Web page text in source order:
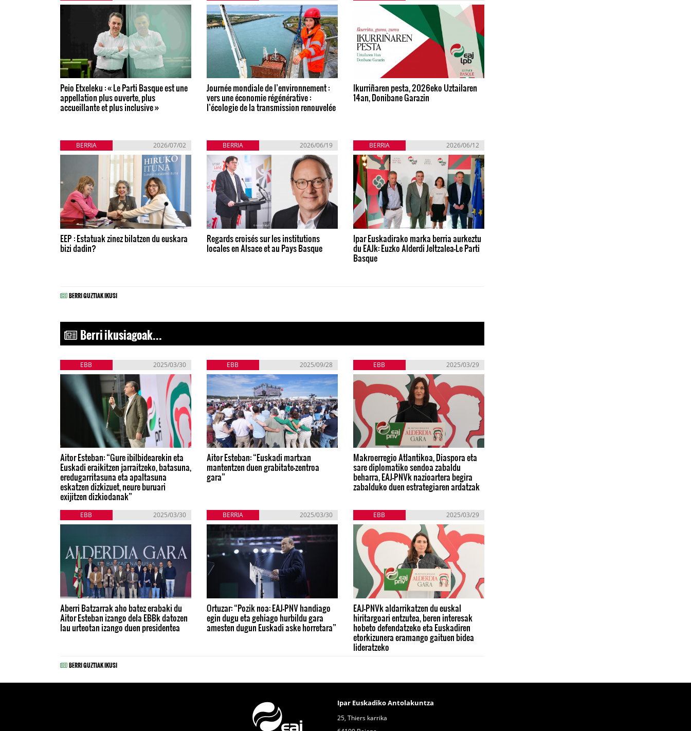
Peio Etxeleku : « Le Parti Basque est une
appellation plus ouverte, plus
accueillante et plus inclusive »
Journée mondiale de l’environnement :
vers une économie régénérative :
l’écologie de la transmission renouvelée
Ikurriñaren pesta, 2026eko Uztailaren
14an, Donibane Garazin
BERRIA 2026/07/02
EEP : Estatuak zinez bilatzen du euskara
bizi dadin?
BERRIA 2026/06/19
Regards croisés sur les institutions
locales en Alsace et au Pays Basque
BERRIA 2026/06/12
Ipar Euskadirako marka berria aurkeztu
du EAJk: Euzko Alderdi Jeltzalea-Le Parti
Basque
BERRI GUZTIAK IKUSI
Berri ikusiagoak...
EBB 2025/03/30
Aitor Esteban: “Gure ibilbidearekin eta
Euskadi eraikitzen jarraitzeko, batasuna,
eredugarritasuna eta apaltasuna
eskatzen dizkizuet, neure buruari
exijitzen dizkiodanak”
EBB 2025/09/28
Aitor Esteban: “Euskadi martxan
mantentzen duen grabitate-zentroa
gara”
EBB 2025/03/29
Makroerregio Atlantikoa, Diaspora eta
sare diplomatiko sendoa zabaldu
beharra, EAJ-PNVk nazioartera begira
zabalduko duen estrategiaren ardatzak
EBB 2025/03/30
Aberri Batzarrak aho batez erabaki du
Aitor Esteban izango dela EBBk datozen
lau urteotan izango duen presidentea
BERRIA 2025/03/30
Ortuzar: “Pozik noa: EAJ-PNV handiago
egin dugu eta gehiago hurbildu gara
amesten dugun Euskadi aske horretara”
EBB 2025/03/29
EAJ-PNVk aldarrikatzen du euskal
hiritargoari entzutea, beren interesak
hobeto defendatzeko eta Euskadiren
etorkizunera eramango gaituen bidea
lideratzeko
BERRI GUZTIAK IKUSI
Ipar Euskadiko Antolakuntza
25, Thiers karrika